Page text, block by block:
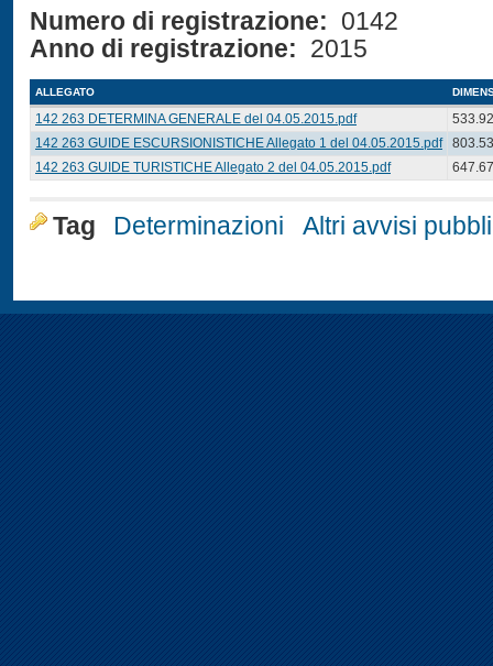
Numero di registrazione: 0142
Anno di registrazione: 2015
ALLEGATO
142 263 DETERMINA GENERALE del 04.05.2015.pdf
142 263 GUIDE ESCURSIONISTICHE Allegato 1 del 04.05.2015.pdf
142 263 GUIDE TURISTICHE Allegato 2 del 04.05.2015.pdf
Tag Determinazioni Altri avvisi